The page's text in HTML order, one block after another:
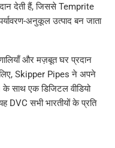
देती हैं, जिससे Temprite
अनुकूल उत्पाद बन जाता
और मज़बूत घर प्रदान
Skipper Pipes ने अपने
साथ एक डिजिटल वीडियो
DVC सभी भारतीयों के प्रति